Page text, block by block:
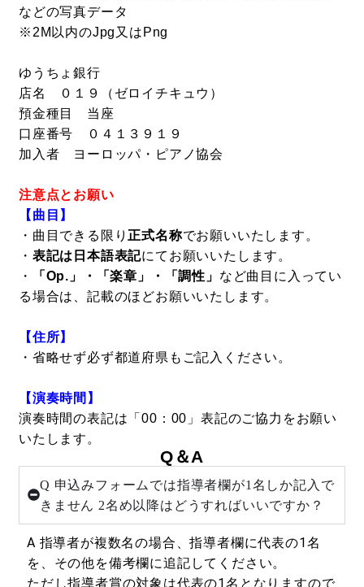
などの写真データ
※2M以内のJpg又はPng
ゆうちょ銀行
店名 ０１９（ゼロイチキュウ）
預金種目 当座
口座番号 ０４１３９１９
加入者 ヨーロッパ・ピアノ協会
注意点とお願い
【曲目】
・曲目できる限り 正式名称でお願いいたします。
・ 表記は日本語表記にてお願いいたします。
・
「Op.」・「楽章」・「調性」 など曲目に入ってい
る場合は、記載のほどお願いいたします。
【住所】
・省略せず必ず都道府県もご記入ください。
【演奏時間】
演奏時間の表記は「00：00」表記のご協力をお願い
いたします。
Q＆A
Q 申込みフォームでは指導者欄が1名しか記入で
きません 2名め以降はどうすればいいですか？
A 指導者が複数名の場合、指導者欄に代表の1名
を、その他を備考欄に追記してください。
ただし指導者賞の対象は代表の1名となりますので